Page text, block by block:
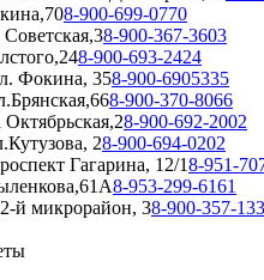
8-900-699-0770
8-900-367-3603
8-900-693-2424
Фокина, 358-900-6905335
8-900-370-8066
8-900-692-2002
28-900-694-0202
Гагарина, 12/18-951-
8-953-299-6161
й микрорайон, 38-900-357-